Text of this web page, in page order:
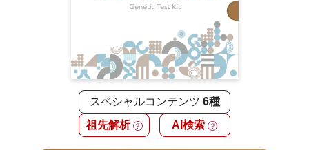
スペシャルコンテンツ 6種
祖先解析 ？ AI検索 ？